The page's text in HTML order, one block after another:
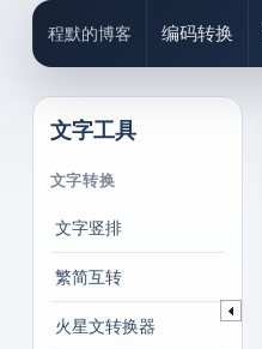
程默的博客 编码转换
文字工具
文字转换
文字竖排
繁简互转
火星文转换器